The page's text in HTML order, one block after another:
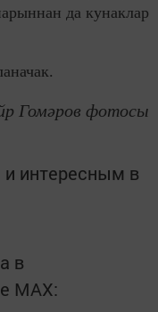
да кунаклар
Гомәров фотосы
интересным в
в
MАХ: